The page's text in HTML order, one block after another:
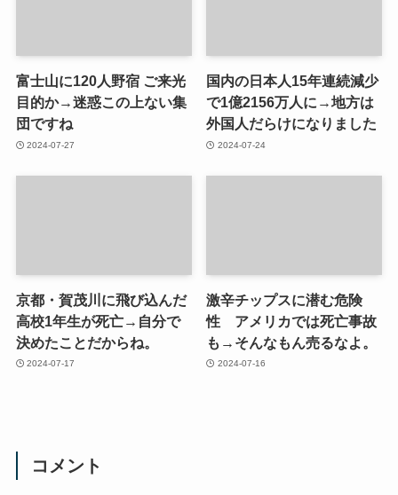
富士山に120人野宿 ご来光
目的か→迷惑この上ない集
団ですね
2024-07-27
国内の日本人15年連続減少
で1億2156万人に→地方は
外国人だらけになりました
2024-07-24
京都・賀茂川に飛び込んだ
高校1年生が死亡→自分で
決めたことだからね。
2024-07-17
激辛チップスに潜む危険
性 アメリカでは死亡事故
も→そんなもん売るなよ。
2024-07-16
コメント